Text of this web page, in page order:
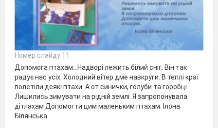
Номер слайду 11
Допомога птахам…Надворі лежить білий сніг, Він так
радує нас усіх. Холодний вітер дме навкруги. В теплі краї
полетіли деякі птахи. А от синички, голуби та горобці
Лишились зимувати на рідній землі. Я запропонувала
дітлахам Допомогти цим маленьким птахам. Ілона
Білянська